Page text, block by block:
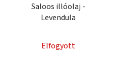
Saloos illóolaj -
Levendula
Elfogyott